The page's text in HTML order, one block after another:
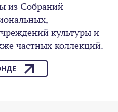
из Собраний
культуры и
частных коллекций.